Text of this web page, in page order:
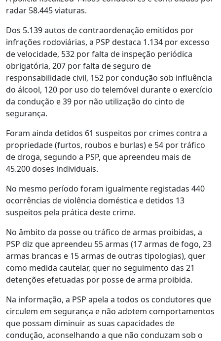
radar 58.445 viaturas.
Dos 5.139 autos de contraordenação emitidos por
infrações rodoviárias, a PSP destaca 1.134 por excesso
de velocidade, 532 por falta de inspeção periódica
obrigatória, 207 por falta de seguro de
responsabilidade civil, 152 por condução sob influência
do álcool, 120 por uso do telemóvel durante o exercício
da condução e 39 por não utilização do cinto de
segurança.
Foram ainda detidos 61 suspeitos por crimes contra a
propriedade (furtos, roubos e burlas) e 54 por tráfico
de droga, segundo a PSP, que apreendeu mais de
45.200 doses individuais.
No mesmo período foram igualmente registadas 440
ocorrências de violência doméstica e detidos 13
suspeitos pela prática deste crime.
No âmbito da posse ou tráfico de armas proibidas, a
PSP diz que apreendeu 55 armas (17 armas de fogo, 23
armas brancas e 15 armas de outras tipologias), quer
como medida cautelar, quer no seguimento das 21
detenções efetuadas por posse de arma proibida.
Na informação, a PSP apela a todos os condutores que
circulem em segurança e não adotem comportamentos
que possam diminuir as suas capacidades de
condução, aconselhando a que não conduzam sob o